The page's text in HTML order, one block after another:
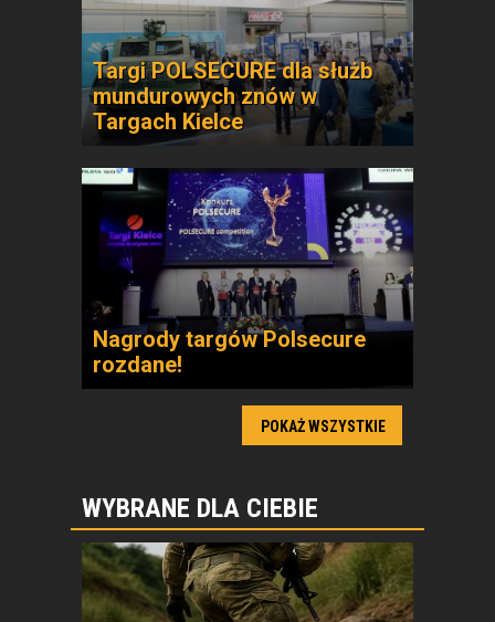
Targi POLSECURE dla służb
mundurowych znów w
Targach Kielce
Nagrody targów Polsecure
rozdane!
POKAŻ WSZYSTKIE
WYBRANE DLA CIEBIE